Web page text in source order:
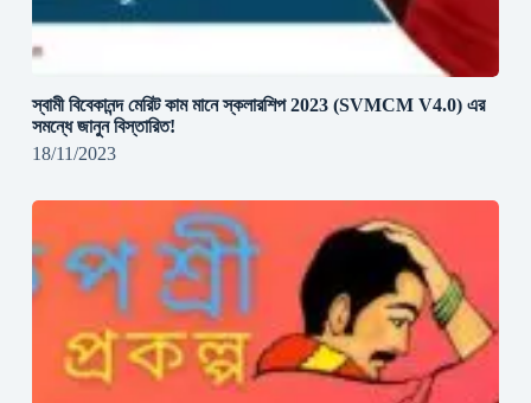
স্বামী বিবেকানন্দ মেরিট কাম মানে স্কলারশিপ 2023 (SVMCM V4.0) এর
সমন্ধে জানুন বিস্তারিত!
18/11/2023